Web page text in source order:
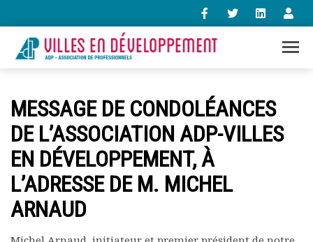
contact@villes-developpement.org
Accueil
L’association
Qui sommes-nous ?
Présentation vidéo
Statuts de l’association
MESSAGE DE CONDOLÉANCES
DE L’ASSOCIATION ADP-VILLES
EN DÉVELOPPEMENT, À
L’ADRESSE DE M. MICHEL
ARNAUD